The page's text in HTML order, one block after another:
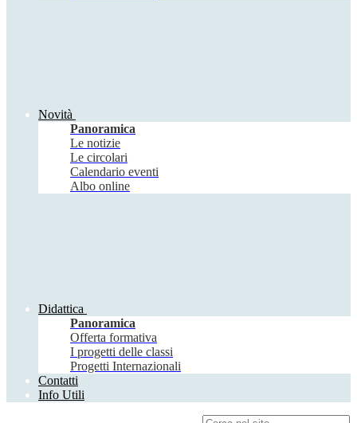
Novità
Panoramica
Le notizie
Le circolari
Calendario eventi
Albo online
Didattica
Panoramica
Offerta formativa
I progetti delle classi
Progetti Internazionali
Contatti
Info Utili